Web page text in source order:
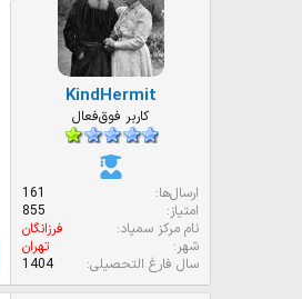
KindHermit
کاربر فوق‌فعال
ارسال‌ها
161
امتیاز
855
نام مرکز سمپاد
فرزانگان
شهر
تهران
سال فارغ التحصیلی
1404